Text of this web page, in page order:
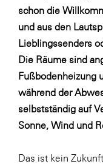
Fressnapf
FRoSTA
FV
Gardena
Gas Connect
GBV -
Getzner
schon die
und aus den
Lieblingssenders
Die Räume sind
Fußbodenheizung
während der
selbstständig auf
Sonne, Wind und
Das ist kein